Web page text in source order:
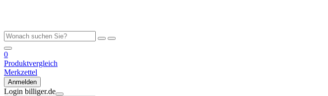
0
Produktvergleich
Merkzettel
Anmelden
Login billiger.de